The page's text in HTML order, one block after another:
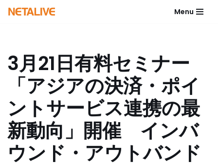
ン
ツ
キ
ッ
プ
Menu
3月21日有料セミナー
「アジアの決済・ポイ
ントサービス連携の最
新動向」開催 インバ
ウンド・アウトバンド